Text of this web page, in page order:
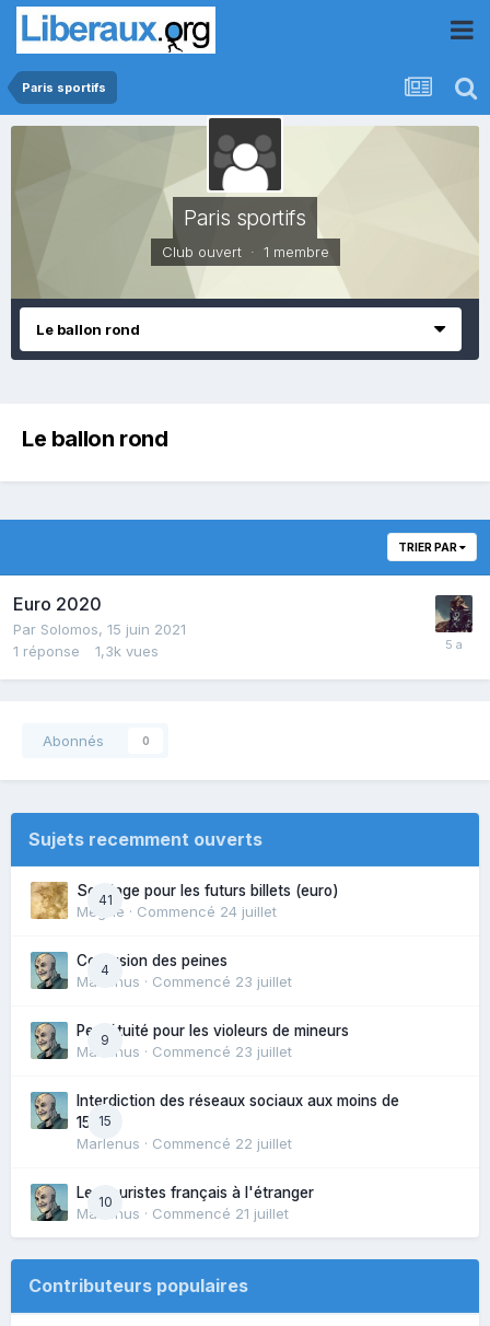
Paris sportifs
Paris sportifs
Club ouvert · 1 membre
Le ballon rond
Le ballon rond
TRIER PAR
Euro 2020
Par Solomos, 15 juin 2021
1 réponse 1,3k vues
Abonnés 0
Sujets recemment ouverts
41
Sondage pour les futurs billets (euro)
Mégille · Commencé 24 juillet
4
Confusion des peines
Marlenus · Commencé 23 juillet
9
Perpétuité pour les violeurs de mineurs
Marlenus · Commencé 23 juillet
15
Interdiction des réseaux sociaux aux moins de
15ans
Marlenus · Commencé 22 juillet
10
Les touristes français à l'étranger
Marlenus · Commencé 21 juillet
Contributeurs populaires